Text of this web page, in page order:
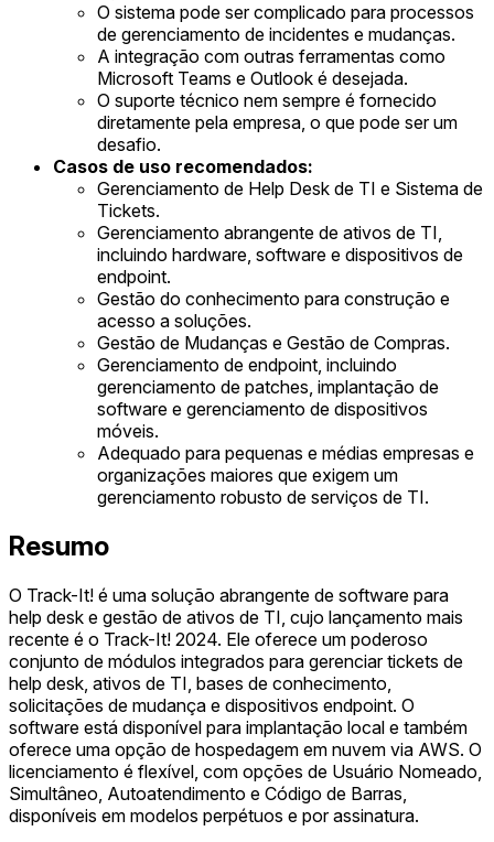
O sistema pode ser complicado para processos
de gerenciamento de incidentes e mudanças.
A integração com outras ferramentas como
Microsoft Teams e Outlook é desejada.
O suporte técnico nem sempre é fornecido
diretamente pela empresa, o que pode ser um
desafio.
Casos de uso recomendados:
Gerenciamento de Help Desk de TI e Sistema de
Tickets.
Gerenciamento abrangente de ativos de TI,
incluindo hardware, software e dispositivos de
endpoint.
Gestão do conhecimento para construção e
acesso a soluções.
Gestão de Mudanças e Gestão de Compras.
Gerenciamento de endpoint, incluindo
gerenciamento de patches, implantação de
software e gerenciamento de dispositivos
móveis.
Adequado para pequenas e médias empresas e
organizações maiores que exigem um
gerenciamento robusto de serviços de TI.
Resumo
O Track-It! é uma solução abrangente de software para
help desk e gestão de ativos de TI, cujo lançamento mais
recente é o Track-It! 2024. Ele oferece um poderoso
conjunto de módulos integrados para gerenciar tickets de
help desk, ativos de TI, bases de conhecimento,
solicitações de mudança e dispositivos endpoint. O
software está disponível para implantação local e também
oferece uma opção de hospedagem em nuvem via AWS. O
licenciamento é flexível, com opções de Usuário Nomeado,
Simultâneo, Autoatendimento e Código de Barras,
disponíveis em modelos perpétuos e por assinatura.